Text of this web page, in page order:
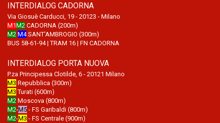
INTERDIALOG CADORNA
Via Giosuè Carducci, 19 - 20123 - Milano
M1M2 CADORNA (200m)
M2 M4SANT'AMBROGIO (300m)
BUS 58-61-94 | TRAM 16 | FN CADORNA
INTERDIALOG PORTA NUOVA
P.za Principessa Clotilde, 6 - 20121 Milano
M3 Repubblica (300m)
M3 Turati (600m)
M2 Moscova (800m)
M2-M5 - FS Garibaldi (800m)
M2-M3 - FS Centrale (900m)